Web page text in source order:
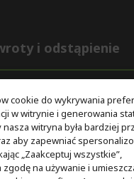
i odstąpienie
Wsparcie
przed i po
zakupie
cookie do wykrywania
w witrynie i generowania
witryna była bardziej
aby zapewniać
„Zaakceptuj wszystkie”,
na używanie i